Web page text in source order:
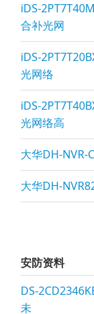
iDS-
合补光网
iDS-
光网络
iDS-
光网络高
大华DH-NVR-
大华DH-
安防资料
DS-
未